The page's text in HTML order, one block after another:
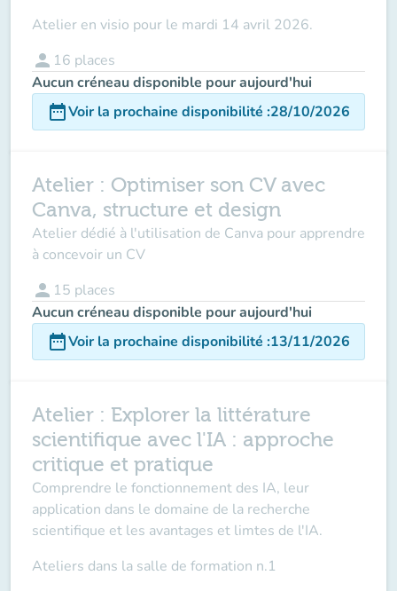
Atelier en visio pour le mardi 14 avril 2026.
person 16 places
Aucun créneau disponible pour aujourd'hui
date_rangeVoir la prochaine disponibilité :28/10/2026
Atelier : Optimiser son CV avec
Canva, structure et design
Atelier dédié à l'utilisation de Canva pour apprendre
à concevoir un CV
person 15 places
Aucun créneau disponible pour aujourd'hui
date_rangeVoir la prochaine disponibilité :13/11/2026
Atelier : Explorer la littérature
scientifique avec l'IA : approche
critique et pratique
Comprendre le fonctionnement des IA, leur
application dans le domaine de la recherche
scientifique et les avantages et limtes de l'IA.
Ateliers dans la salle de formation n.1